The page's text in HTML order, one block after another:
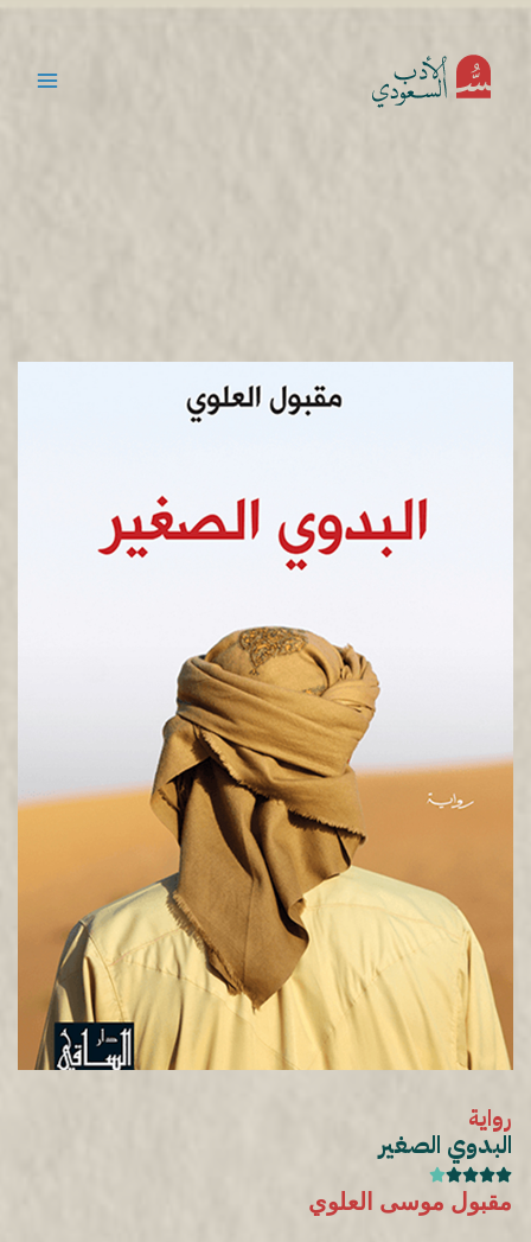
رواية
البدوي الصغير





مقبول موسى العلوي